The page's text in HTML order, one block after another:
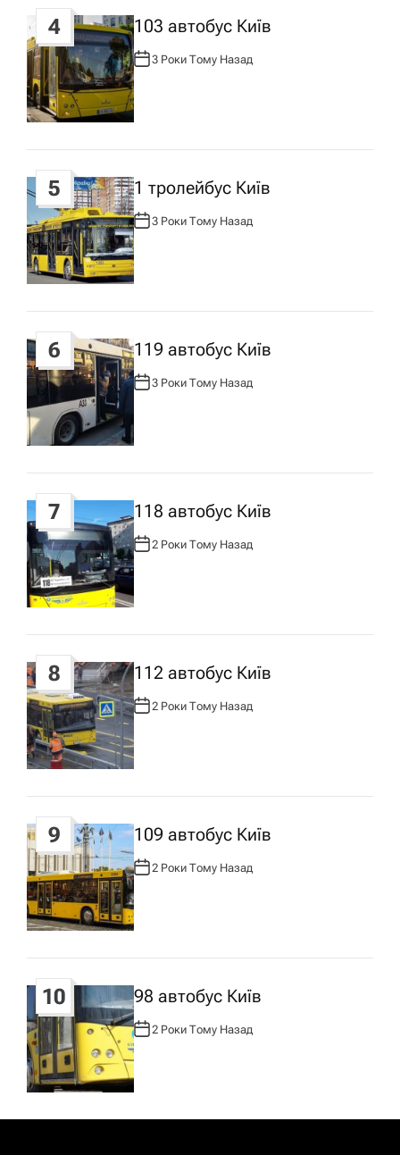
4 103 автобус Київ
А
В
Т
О
Р
:
3 Роки Тому Назад
5 1 тролейбус Київ
А
В
Т
О
Р
:
3 Роки Тому Назад
6 119 автобус Київ
А
Р
:
3 Роки Тому Назад
7 118 автобус Київ
А
В
Т
Р
:
2 Роки Тому Назад
8 112 автобус Київ
А
В
О
Р
:
2 Роки Тому Назад
9 109 автобус Київ
А
В
Т
О
Р
:
2 Роки Тому Назад
10 98 автобус Київ
А
В
Т
Р
:
2 Роки Тому Назад